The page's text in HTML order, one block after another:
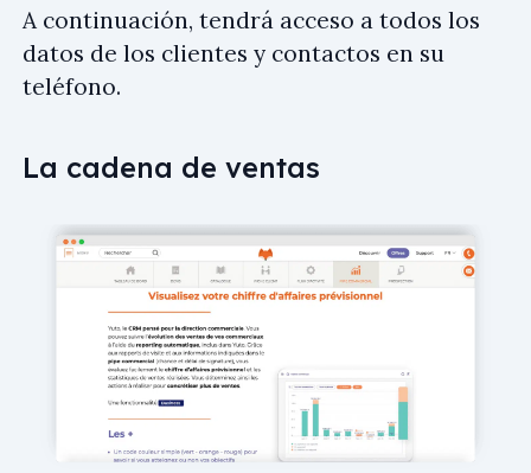
A continuación, tendrá acceso a todos los
datos de los clientes y contactos en su
teléfono.
La cadena de ventas